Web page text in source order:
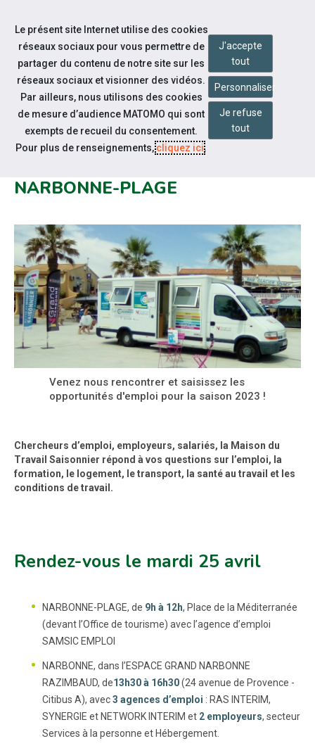
Aller au contenu
Notre actualité
LES MARDIS DE L'EMPLOI
NARBONNE-PLAGE
Venez nous rencontrer et saisissez les
opportunités d'emploi pour la saison 2023 !
Chercheurs d’emploi, employeurs, salariés, la Maison du
Travail Saisonnier répond à vos questions sur l’emploi, la
formation, le logement, le transport, la santé au travail et les
conditions de travail.
Rendez-vous le mardi 25 avril
NARBONNE-PLAGE, de 9h à 12h, Place de la Méditerranée
(devant l’Office de tourisme) avec l’agence d’emploi
SAMSIC EMPLOI
NARBONNE, dans l’ESPACE GRAND NARBONNE
RAZIMBAUD, de13h30 à 16h30(24 avenue de Provence -
Citibus A), avec3 agences d’emploi : RAS INTERIM,
SYNERGIE et NETWORK INTERIM et 2 employeurs, secteur
Services à la personne et Hébergement.
Le présent site Internet utilise des cookies
réseaux sociaux pour vous permettre de
partager du contenu de notre site sur les
réseaux sociaux et visionner des vidéos.
Par ailleurs, nous utilisons des cookies
de mesure d’audience MATOMO qui sont
exempts de recueil du consentement.
Pour plus de renseignements,cliquez ici.
J'accepte
tout
Personnaliser
Je refuse
tout